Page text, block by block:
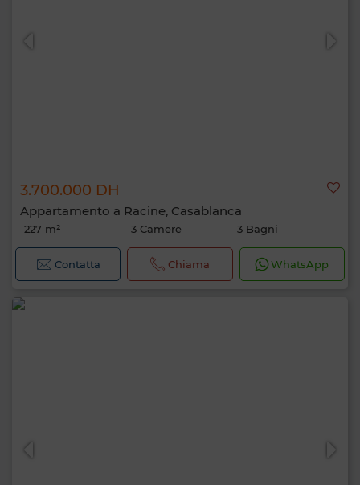
3.700.000 DH
Appartamento a Racine, Casablanca
227 m² 3 Camere 3 Bagni
Contatta Chiama WhatsApp